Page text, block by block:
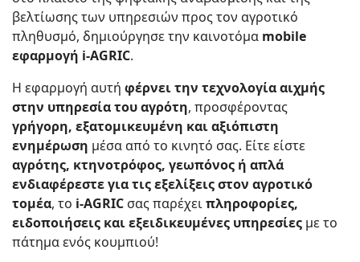
βελτίωσης των υπηρεσιών προς τον αγροτικό
πληθυσμό, δημιούργησε την καινοτόμα mobile
εφαρμογή i-AGRIC.
Η εφαρμογή αυτή φέρνει την τεχνολογία αιχμής
στην υπηρεσία του αγρότη, προσφέροντας
γρήγορη, εξατομικευμένη και αξιόπιστη
ενημέρωση μέσα από το κινητό σας. Είτε είστε
αγρότης, κτηνοτρόφος, γεωπόνος ή απλά
ενδιαφέρεστε για τις εξελίξεις στον αγροτικό
τομέα, το i-AGRIC σας παρέχειπληροφορίες,
ειδοποιήσεις και εξειδικευμένες υπηρεσίες με το
πάτημα ενός κουμπιού!